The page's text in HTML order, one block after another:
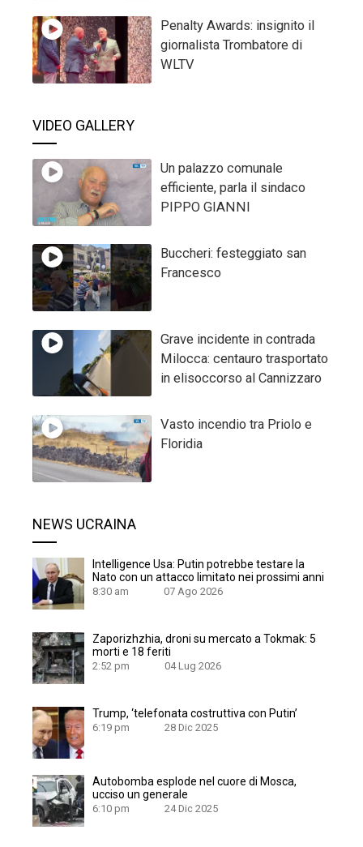
Penalty Awards: insignito il
giornalista Trombatore di
WLTV
VIDEO GALLERY
Un palazzo comunale
efficiente, parla il sindaco
PIPPO GIANNI
Buccheri: festeggiato san
Francesco
Grave incidente in contrada
Milocca: centauro trasportato
in elisoccorso al Cannizzaro
Vasto incendio tra Priolo e
Floridia
NEWS UCRAINA
Intelligence Usa: Putin potrebbe testare la
Nato con un attacco limitato nei prossimi anni
8:30 am 07 Ago 2026
Zaporizhzhia, droni su mercato a Tokmak: 5
morti e 18 feriti
2:52 pm 04 Lug 2026
Trump, ‘telefonata costruttiva con Putin’
6:19 pm 28 Dic 2025
Autobomba esplode nel cuore di Mosca,
ucciso un generale
6:10 pm 24 Dic 2025